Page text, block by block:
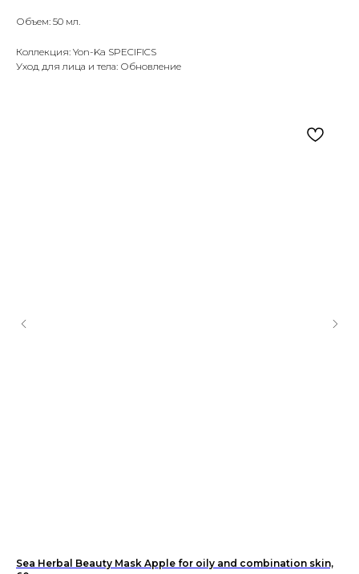
Объем: 50 мл.
Коллекция: Yon-Ka SPECIFICS
Уход для лица и тела: Обновление
Sea Herbal Beauty Mask Apple for oily and combination skin,